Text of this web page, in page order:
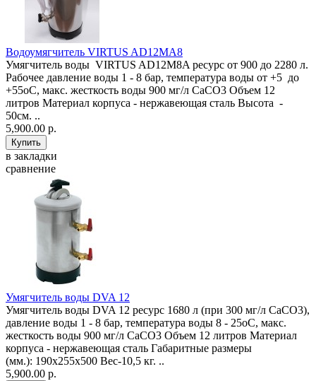
Водоумягчитель VIRTUS AD12MA8
Умягчитель воды VIRTUS AD12M8A ресурс от 900 до 2280 л.
Рабочее давление воды 1 - 8 бар, температура воды от +5 до
+55оС, макс. жесткость воды 900 мг/л CaCO3 Объем 12
литров Материал корпуса - нержавеющая сталь Высота -
50см. ..
5,900.00 р.
в закладки
сравнение
Умягчитель воды DVA 12
Умягчитель воды DVA 12 ресурс 1680 л (при 300 мг/л CaCO3),
давление воды 1 - 8 бар, температура воды 8 - 25оС, макс.
жесткость воды 900 мг/л CaCO3 Объем 12 литров Материал
корпуса - нержавеющая сталь Габаритные размеры
(мм.): 190x255x500 Вес-10,5 кг. ..
5,900.00 р.